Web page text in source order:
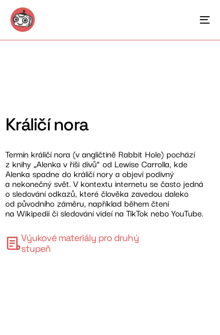
Králičí nora
Termín králičí nora (v angličtině Rabbit Hole) pochází
z knihy „Alenka v říši divů“ od Lewise Carrolla, kde
Alenka spadne do králičí nory a objeví podivný
a nekonečný svět. V kontextu internetu se často jedná
o sledování odkazů, které člověka zavedou daleko
od původního záměru, například během čtení
na Wikipedii či sledování videí na TikTok nebo YouTube.
Výukové materiály pro druhý
stupeň